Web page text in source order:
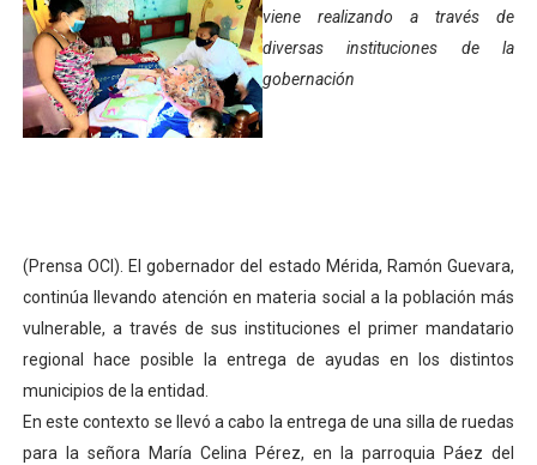
Merideños disfrutarán del Plan Agosto Escuelas
Recreación y formación fortalecen la integración
Club "Rápidos de Zea" brilló en el Primer Festival de
Comunas de Obispo Ramos de Lora avanzan hacia el
Arrancó Plan Vacacional Comunitario Venezuela
Plan Vacacional Venezuela Renace 2026 arrancó con
Venezuela Renace 2026 lleva sonrisas y prevención a
viene realizando a través de
diversas instituciones de la
gobernación
(Prensa OCI). El gobernador del estado Mérida, Ramón Guevara,
continúa llevando atención en materia social a la población más
vulnerable, a través de sus instituciones el primer mandatario
regional hace posible la entrega de ayudas en los distintos
municipios de la entidad.
En este contexto se llevó a cabo la entrega de una silla de ruedas
para la señora María Celina Pérez, en la parroquia Páez del